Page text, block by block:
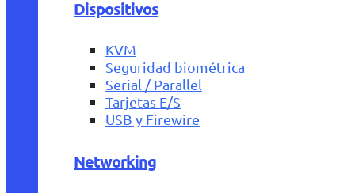
Dispositivos
KVM
Seguridad biométrica
Serial / Parallel
Tarjetas E/S
USB y Firewire
Networking